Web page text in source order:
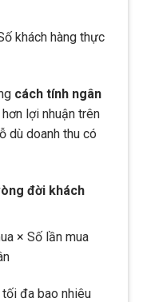
khách hàng thực
cách tính ngân
lợi nhuận trên
dù doanh thu có
đời khách
× Số lần mua
đa bao nhiêu